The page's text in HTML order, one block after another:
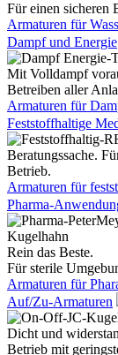
Für einen sicheren
Armaturen für
Dampf und Energie
Mit Volldampf
Betreiben aller
Armaturen für
Feststoffhaltige
Beratungssache.
Betrieb.
Armaturen für
Pharma-
Rein das Beste.
Für sterile
Armaturen für
Auf/Zu-Armaturen
Dicht und
Betrieb mit